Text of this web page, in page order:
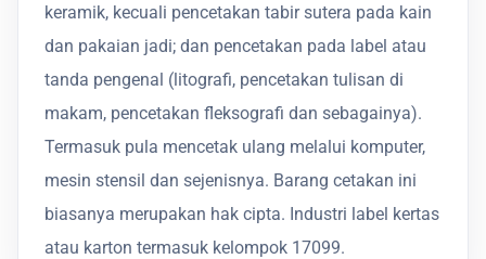
keramik, kecuali pencetakan tabir sutera pada kain
dan pakaian jadi; dan pencetakan pada label atau
tanda pengenal (litografi, pencetakan tulisan di
makam, pencetakan fleksografi dan sebagainya).
Termasuk pula mencetak ulang melalui komputer,
mesin stensil dan sejenisnya. Barang cetakan ini
biasanya merupakan hak cipta. Industri label kertas
atau karton termasuk kelompok 17099.